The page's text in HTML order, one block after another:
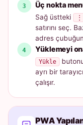
Üç nokta
Sağ üstteki ⋮
satırını seç.
adres
Yüklemeyi
Yükle
ayrı bir
çalışır.
PWA